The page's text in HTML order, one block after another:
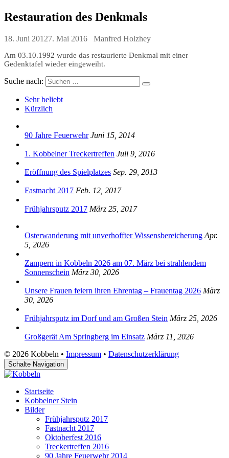
Restauration des Denkmals
18. Juni 20127. Mai 2016 Manfred Holzhey
Am 03.10.1992 wurde das restaurierte Denkmal mit einer
Gedenktafel wieder eingeweiht.
Suche nach:
Sehr beliebt
Kürzlich
90 Jahre Feuerwehr Juni 15, 2014
1. Kobbelner Treckertreffen Juli 9, 2016
Eröffnung des Spielplatzes Sep. 29, 2013
Fastnacht 2017 Feb. 12, 2017
Frühjahrsputz 2017 März 25, 2017
Osterwanderung mit unverhoffter Wissensbereicherung Apr.
5, 2026
Zampern in Kobbeln 2026 am 07. März bei strahlendem
Sonnenschein März 30, 2026
Unsere Frauen feiern ihren Ehrentag – Frauentag 2026 März
30, 2026
Frühjahrsputz im Dorf und am Großen Stein März 25, 2026
Großgerät Am Springberg im Einsatz März 11, 2026
© 2026 Kobbeln • Impressum • Datenschutzerklärung
Schalte Navigation
Startseite
Kobbelner Stein
Bilder
Frühjahrsputz 2017
Fastnacht 2017
Oktoberfest 2016
Treckertreffen 2016
90 Jahre Feuerwehr 2014